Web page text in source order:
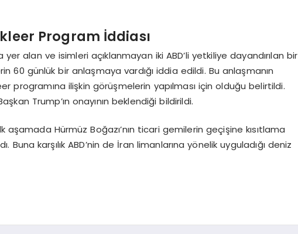
Program İddiası
alan ve isimleri açıklanmayan iki ABD’li yetkiliye dayandırılan bir
60 günlük bir anlaşmaya vardığı iddia edildi. Bu anlaşmanın
programına ilişkin görüşmelerin yapılması için olduğu belirtildi.
Trump’ın onayının beklendiği bildirildi.
Hürmüz Boğazı’nın ticari gemilerin geçişine kısıtlama
Buna karşılık ABD’nin de İran limanlarına yönelik uyguladığı deniz